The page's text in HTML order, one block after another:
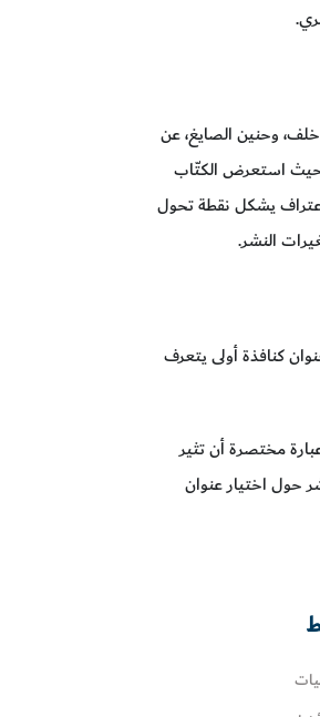
وحنين الصايغ، عن
قادتهم إلى ترشيحات الجائزة العالمية للرواية العربية لعام 2025. حيث استعرض الكتّاب
يشكل نقطة تحول
النشر.
كنافذة أولى يتعرف
مختصرة أن تثير
حول اختيار عنوان